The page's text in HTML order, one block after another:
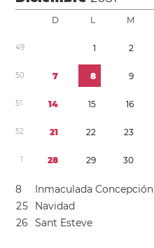
D L M
49 1 2
50 7 8 9
51 14 15 16
52 21 22 23
1 28 29 30
8
Inmaculada Concepción
25
Navidad
26 Sant Esteve